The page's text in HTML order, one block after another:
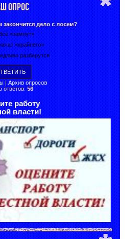
ОПРОС
закончится дело с лосем?
«замнут»
«крайнего»
разберутся
| Архив опросов
ответов: 56
работу
власти!